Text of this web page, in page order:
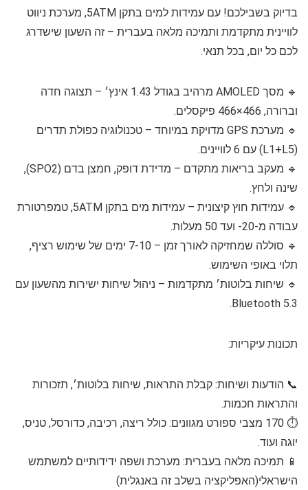
בדיוק בשבילכם! עם עמידות למים בתקן 5ATM, מערכת ניווט
לוויינית מתקדמת ותמיכה מלאה בעברית – זה השעון שישדרג
לכם כל יום, בכל תנאי.
🔹 מסך AMOLED מרהיב בגודל 1.43 אינץ׳ – תצוגה חדה
וברורה, 466×466 פיקסלים.
🔹 מערכת GPS מדויקת במיוחד – טכנולוגיה כפולת תדרים
(L1+L5) עם 6 לוויינים.
🔹 מעקב בריאות מתקדם – מדידת דופק, חמצן בדם (SPO2),
שינה ולחץ.
🔹 עמידות חוץ קיצונית – עמידות מים בתקן 5ATM, טמפרטורת
עבודה מ-20- ועד 50 מעלות.
🔹 סוללה שמחזיקה לאורך זמן – 7-10 ימים של שימוש רציף,
תלוי באופי השימוש.
🔹 שיחות בלוטות׳ מתקדמות – ניהול שיחות ישירות מהשעון עם
Bluetooth 5.3.
תכונות עיקריות:
📞 הודעות ושיחות: קבלת התראות, שיחות בלוטות׳, תזכורות
והתראות חכמות.
⏱️ 170 מצבי ספורט מגוונים: כולל ריצה, רכיבה, כדורסל, טניס,
יוגה ועוד.
📱 תמיכה מלאה בעברית: מערכת ושפה ידידותיים למשתמש
הישראלי(האפליקציה בשלב זה באנגלית)